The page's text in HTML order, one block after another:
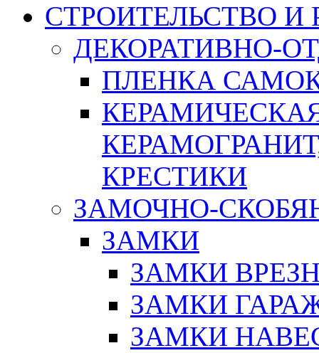
СТРОИТЕЛЬСТВО И
ДЕКОРАТИВНО-
ПЛЕНКА
КРЕСТИКИ
ЗАМОЧНО-
ЗАМКИ
ЗАМКИ
ЗАМКИ
ЗАМКИ